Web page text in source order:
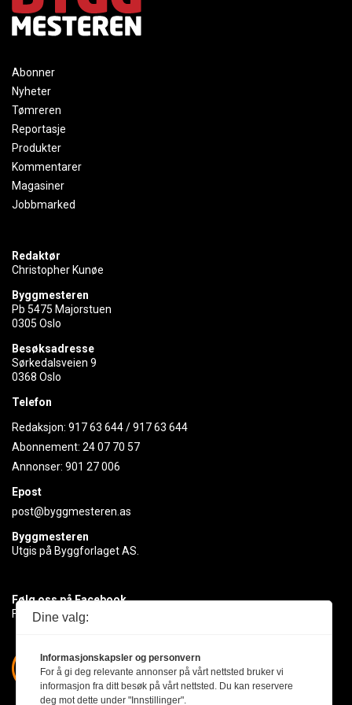
Abonner
Nyheter
Tømreren
Reportasje
Produkter
Kommentarer
Magasiner
Jobbmarked
Redaktør
Christopher Kunøe
Byggmesteren
Pb 5475 Majorstuen
0305 Oslo
Besøksadresse
Sørkedalsveien 9
0368 Oslo
Telefon
Redaksjon: 917 63 644/917 63 644
Abonnement: 24 07 70 57
Annonser: 901 27 006
Epost
post@byggmesteren.as
Byggmesteren
Utgis på Byggforlaget AS.
Følg oss på Facebook
Få med deg det siste innen byggebransjen
Dine valg:
Informasjonskapsler og personvern
For å gi deg relevante annonser på vårt nettsted bruker vi
informasjon fra ditt besøk på vårt nettsted. Du kan reservere
deg mot dette under "Innstillinger".